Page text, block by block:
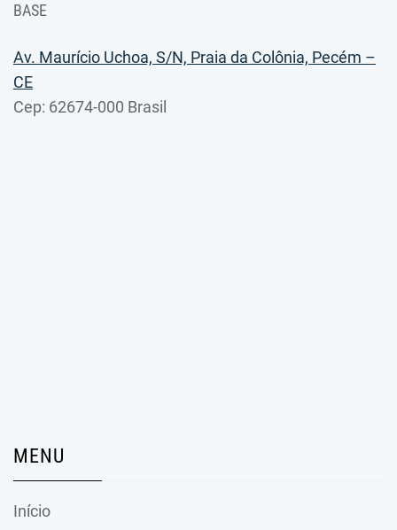
BASE
Av. Maurício Uchoa, S/N, Praia da Colônia, Pecém –
CE
Cep: 62674-000 Brasil
MENU
Início